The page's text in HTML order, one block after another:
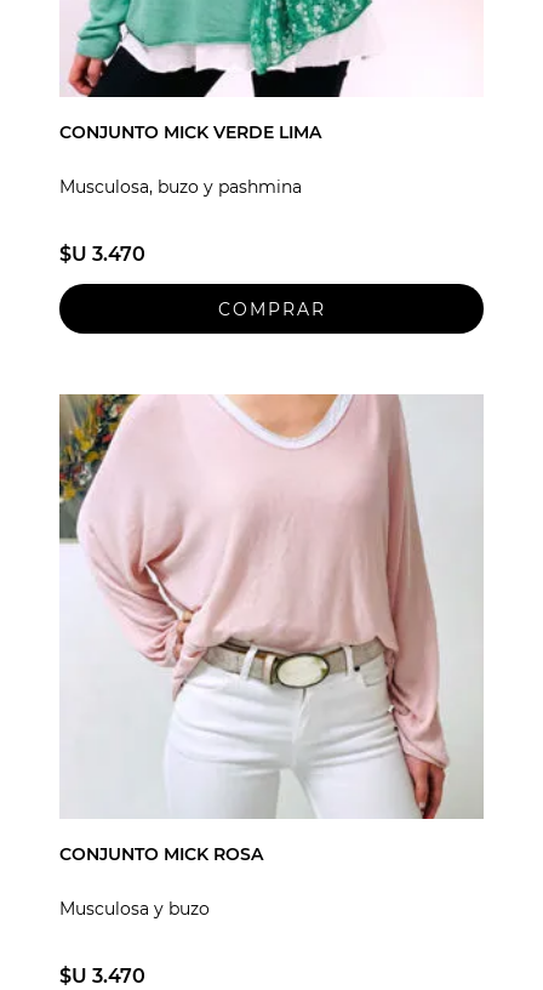
CONJUNTO MICK VERDE LIMA
Musculosa, buzo y pashmina
$U 3.470
CONJUNTO MICK ROSA
Musculosa y buzo
$U 3.470